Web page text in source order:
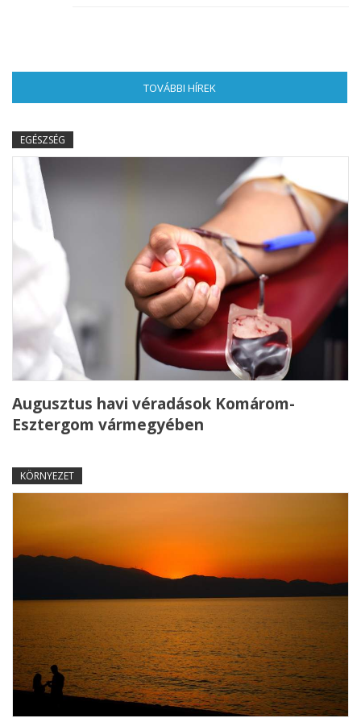
TOVÁBBI HÍREK
EGÉSZSÉG
Augusztus havi véradások Komárom-
Esztergom vármegyében
KÖRNYEZET